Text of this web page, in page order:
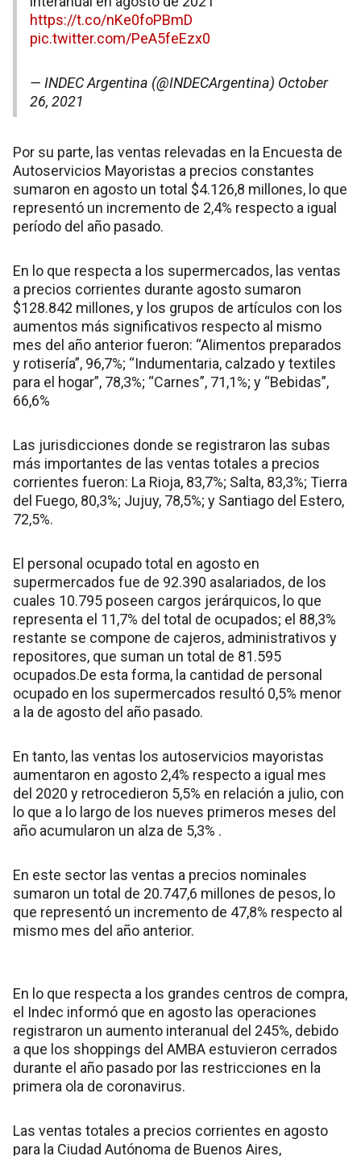
https://t.co/nKe0foPBmD
pic.twitter.com/PeA5feEzx0
— INDEC Argentina (@INDECArgentina) October
26, 2021
Por su parte, las ventas relevadas en la Encuesta de
Autoservicios Mayoristas a precios constantes
sumaron en agosto un total $4.126,8 millones, lo que
representó un incremento de 2,4% respecto a igual
período del año pasado.
En lo que respecta a los supermercados, las ventas
a precios corrientes durante agosto sumaron
$128.842 millones, y los grupos de artículos con los
aumentos más significativos respecto al mismo
mes del año anterior fueron: “Alimentos preparados
y rotisería”, 96,7%; “Indumentaria, calzado y textiles
para el hogar”, 78,3%; “Carnes”, 71,1%; y “Bebidas”,
66,6%
Las jurisdicciones donde se registraron las subas
más importantes de las ventas totales a precios
corrientes fueron: La Rioja, 83,7%; Salta, 83,3%; Tierra
del Fuego, 80,3%; Jujuy, 78,5%; y Santiago del Estero,
72,5%.
El personal ocupado total en agosto en
supermercados fue de 92.390 asalariados, de los
cuales 10.795 poseen cargos jerárquicos, lo que
representa el 11,7% del total de ocupados; el 88,3%
restante se compone de cajeros, administrativos y
repositores, que suman un total de 81.595
ocupados.De esta forma, la cantidad de personal
ocupado en los supermercados resultó 0,5% menor
a la de agosto del año pasado.
En tanto, las ventas los autoservicios mayoristas
aumentaron en agosto 2,4% respecto a igual mes
del 2020 y retrocedieron 5,5% en relación a julio, con
lo que a lo largo de los nueves primeros meses del
año acumularon un alza de 5,3% .
En este sector las ventas a precios nominales
sumaron un total de 20.747,6 millones de pesos, lo
que representó un incremento de 47,8% respecto al
mismo mes del año anterior.
En lo que respecta a los grandes centros de compra,
el Indec informó que en agosto las operaciones
registraron un aumento interanual del 245%, debido
a que los shoppings del AMBA estuvieron cerrados
durante el año pasado por las restricciones en la
primera ola de coronavirus.
Las ventas totales a precios corrientes en agosto
para la Ciudad Autónoma de Buenos Aires,